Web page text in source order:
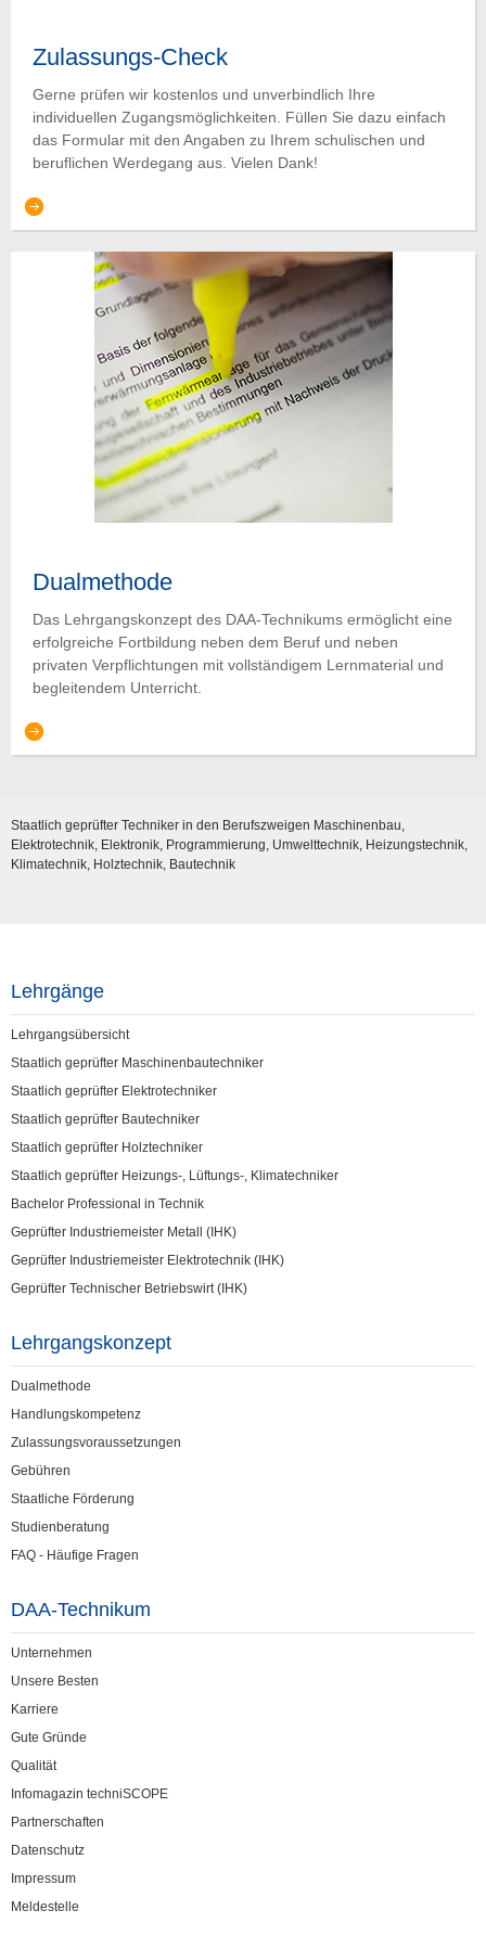
Zulassungs-Check
Gerne prüfen wir kostenlos und unverbindlich Ihre
individuellen Zugangsmöglichkeiten. Füllen Sie dazu einfach
das Formular mit den Angaben zu Ihrem schulischen und
beruflichen Werdegang aus. Vielen Dank!
Dualmethode
Das Lehrgangskonzept des DAA-Technikums ermöglicht eine
erfolgreiche Fortbildung neben dem Beruf und neben
privaten Verpflichtungen mit vollständigem Lernmaterial und
begleitendem Unterricht.
Staatlich geprüfter Techniker in den Berufszweigen Maschinenbau,
Elektrotechnik, Elektronik, Programmierung, Umwelttechnik, Heizungstechnik,
Klimatechnik, Holztechnik, Bautechnik
Lehrgänge
Lehrgangsübersicht
Staatlich geprüfter Maschinenbautechniker
Staatlich geprüfter Elektrotechniker
Staatlich geprüfter Bautechniker
Staatlich geprüfter Holztechniker
Staatlich geprüfter Heizungs-, Lüftungs-, Klimatechniker
Bachelor Professional in Technik
Geprüfter Industriemeister Metall (IHK)
Geprüfter Industriemeister Elektrotechnik (IHK)
Geprüfter Technischer Betriebswirt (IHK)
Lehrgangskonzept
Dualmethode
Handlungskompetenz
Zulassungsvoraussetzungen
Gebühren
Staatliche Förderung
Studienberatung
FAQ - Häufige Fragen
DAA-Technikum
Unternehmen
Unsere Besten
Karriere
Gute Gründe
Qualität
Infomagazin techniSCOPE
Partnerschaften
Datenschutz
Impressum
Meldestelle